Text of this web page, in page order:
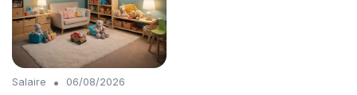
Salaire •
06/08/2026